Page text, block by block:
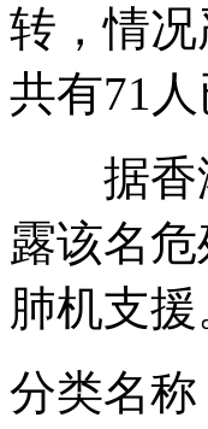
女孩北京地铁殴
无痛分娩是否安
外交部：反对强
转，情
共有71人
据香港
露该名
肺机支援
分类名称